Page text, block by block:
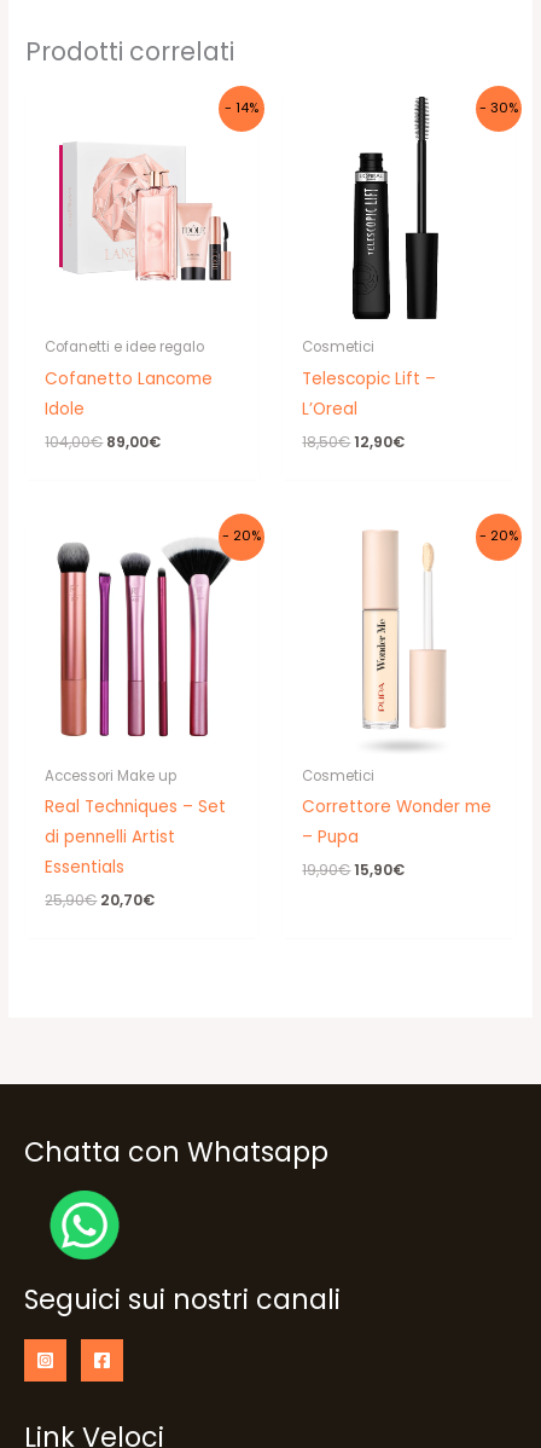
Prodotti correlati
- 14%
Cofanetti e idee regalo
Cofanetto Lancome
Idole
104,00€ Il
89,00€Il
- 30%
Cosmetici
Telescopic Lift –
L’Oreal
18,50€Il
12,90€Il
- 20%
Accessori Make up
Real Techniques – Set
di pennelli Artist
Essentials
25,90€ Il
20,70€Il
- 20%
Cosmetici
Correttore Wonder me
– Pupa
19,90€Il
15,90€Il
Chatta con Whatsapp
Seguici sui nostri canali
Link Veloci